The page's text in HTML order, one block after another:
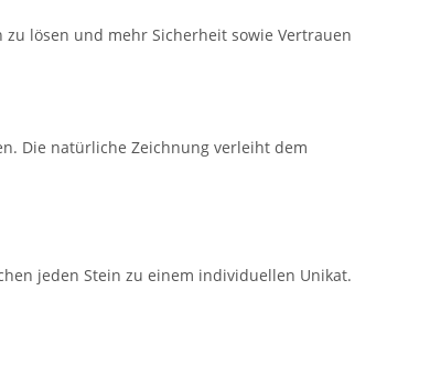
lösen und mehr Sicherheit sowie Vertrauen
Die natürliche Zeichnung verleiht dem
jeden Stein zu einem individuellen Unikat.